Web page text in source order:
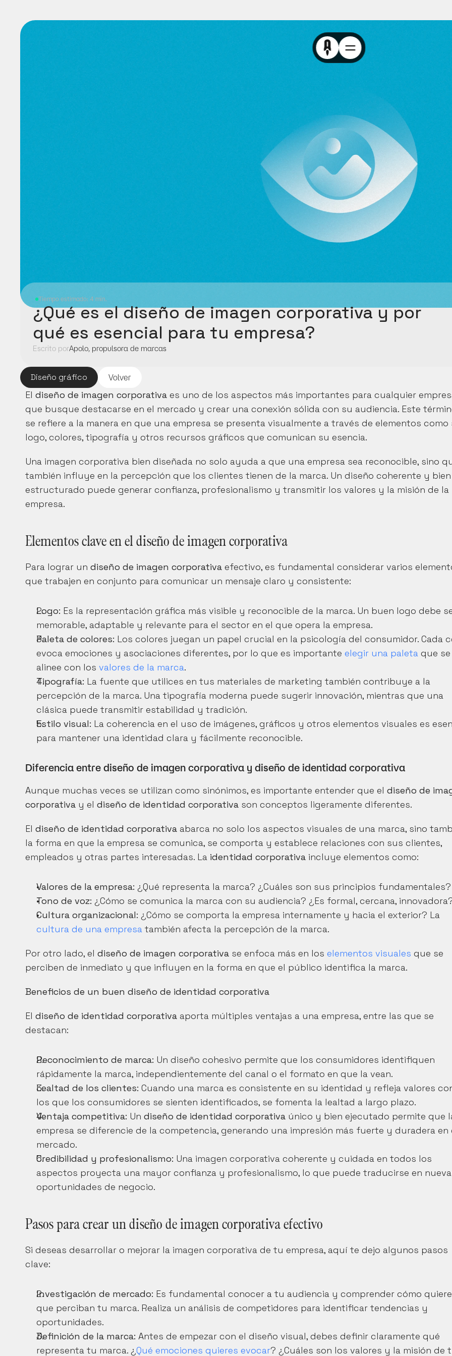
Diseño gráfico Volver
El diseño de imagen corporativa es uno de los aspectos más importantes para cualquier
que busque destacarse en el mercado y crear una conexión sólida con su audiencia. Este
se refiere a la manera en que una empresa se presenta visualmente a través de elementos como
logo, colores, tipografía y otros recursos gráficos que comunican su esencia.
Una imagen corporativa bien diseñada no solo ayuda a que una empresa sea reconocible, sino
también influye en la percepción que los clientes tienen de la marca. Un diseño coherente y bien
estructurado puede generar confianza, profesionalismo y transmitir los valores y la misión de la
empresa.
Elementos clave en el diseño de imagen corporativa
Para lograr un diseño de imagen corporativa efectivo, es fundamental considerar varios
que trabajen en conjunto para comunicar un mensaje claro y consistente:
Logo: Es la representación gráfica más visible y reconocible de la marca. Un buen logo debe
memorable, adaptable y relevante para el sector en el que opera la empresa.
Paleta de colores: Los colores juegan un papel crucial en la psicología del consumidor. Cada
evoca emociones y asociaciones diferentes, por lo que es importante elegir una paleta que se
alinee con los valores de la marca.
Tipografía: La fuente que utilices en tus materiales de marketing también contribuye a la
percepción de la marca. Una tipografía moderna puede sugerir innovación, mientras que una
clásica puede transmitir estabilidad y tradición.
Estilo visual: La coherencia en el uso de imágenes, gráficos y otros elementos visuales es
para mantener una identidad clara y fácilmente reconocible.
Diferencia entre diseño de imagen corporativa y diseño de identidad corporativa
Aunque muchas veces se utilizan como sinónimos, es importante entender que el diseño de
corporativa y el diseño de identidad corporativa son conceptos ligeramente diferentes.
El diseño de identidad corporativa abarca no solo los aspectos visuales de una marca, sino
la forma en que la empresa se comunica, se comporta y establece relaciones con sus clientes,
empleados y otras partes interesadas. La identidad corporativa incluye elementos como:
Valores de la empresa: ¿Qué representa la marca? ¿Cuáles son sus principios fundamentales?
Tono de voz: ¿Cómo se comunica la marca con su audiencia? ¿Es formal, cercana,
Cultura organizacional:
cultura de una empresa también afecta la percepción de la marca.
Por otro lado, el diseño de imagen corporativa se enfoca más en los elementos visuales que se
perciben de inmediato y que influyen en la forma en que el público identifica la marca.
Beneficios de un buen diseño de identidad corporativa
El diseño de identidad corporativa aporta múltiples ventajas a una empresa, entre las que se
destacan:
Reconocimiento de marca: Un diseño cohesivo permite que los consumidores identifiquen
rápidamente la marca, independientemente del canal o el formato en que la vean.
Lealtad de los clientes: Cuando una marca es consistente en su identidad y refleja valores
los que los consumidores se sienten identificados, se fomenta la lealtad a largo plazo.
Ventaja competitiva: Un diseño de identidad corporativa único y bien ejecutado permite que
empresa se diferencie de la competencia, generando una impresión más fuerte y duradera en
mercado.
Credibilidad y profesionalismo: Una imagen corporativa coherente y cuidada en todos los
aspectos proyecta una mayor confianza y profesionalismo, lo que puede traducirse en
oportunidades de negocio.
Pasos para crear un diseño de imagen corporativa efectivo
Si deseas desarrollar o mejorar la imagen corporativa de tu empresa, aquí te dejo algunos pasos
clave:
Investigación de mercado: Es fundamental conocer a tu audiencia y comprender cómo
que perciban tu marca. Realiza un análisis de competidores para identificar tendencias y
oportunidades.
Definición de la marca: Antes de empezar con el diseño visual, debes definir claramente qué
representa tu marca. ¿Qué emociones quieres evocar? ¿Cuáles son los valores y la misión de
Tiempo estimado: 4 min.
¿Qué es el diseño de imagen corporativa y por
qué es esencial para tu empresa?
Escrito porApolo, propulsora de marcas